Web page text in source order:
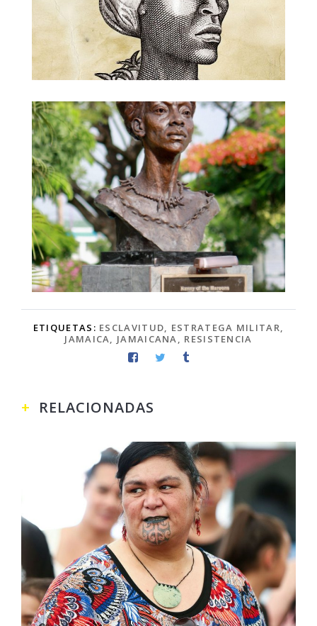
ETIQUETAS: ESCLAVITUD, ESTRATEGA MILITAR,
JAMAICA, JAMAICANA, RESISTENCIA
RELACIONADAS